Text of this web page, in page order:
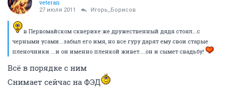
veteran
27 июля 2011 Игорь_Борисов
в Первомайском скверике же дружественный дядя стоял...с
черными усами...забыл его имя, но все гуру дарят ему свои старые
пленочники ...и он именно пленкой живет....он и сымет свадьбу!
Всё в порядке с ним
Снимает сейчас на ФЭД